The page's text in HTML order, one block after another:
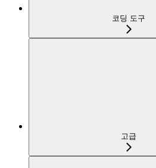
코딩 도구
고급